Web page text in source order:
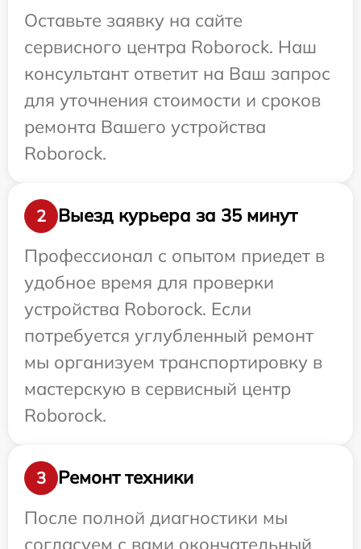
Оставьте заявку на сайте
сервисного центра Roborock. Наш
консультант ответит на Ваш запрос
для уточнения стоимости и сроков
ремонта Вашего устройства
Roborock.
2
Выезд курьера за 35 минут
Профессионал с опытом приедет в
удобное время для проверки
устройства Roborock. Если
потребуется углубленный ремонт
мы организуем транспортировку в
мастерскую в сервисный центр
Roborock.
3
Ремонт техники
После полной диагностики мы
согласуем с вами окончательный